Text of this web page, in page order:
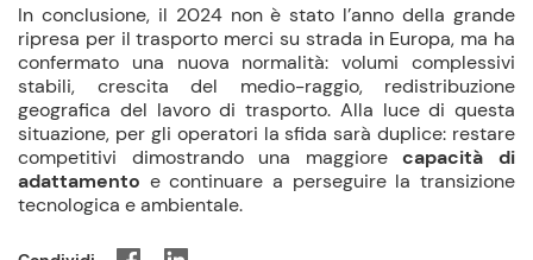
In conclusione, il 2024 non è stato l’anno della grande
ripresa per il trasporto merci su strada in Europa, ma ha
confermato una nuova normalità: volumi complessivi
stabili, crescita del medio-raggio, redistribuzione
geografica del lavoro di trasporto. Alla luce di questa
situazione, per gli operatori la sfida sarà duplice: restare
competitivi dimostrando una maggiorecapacità di
adattamento e continuare a perseguire la transizione
tecnologica e ambientale.